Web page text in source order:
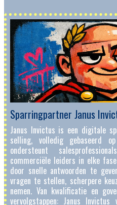
Sparringpartner Janus
Janus Invictus is een digitale
selling, volledig gebaseerd
ondersteunt
commerciële leiders in elke
door snelle antwoorden te
vragen te stellen, scherpere
nemen. Van kwalificatie en
vervolgstappen: Janus